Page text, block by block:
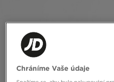
Chráníme Vaše údaje